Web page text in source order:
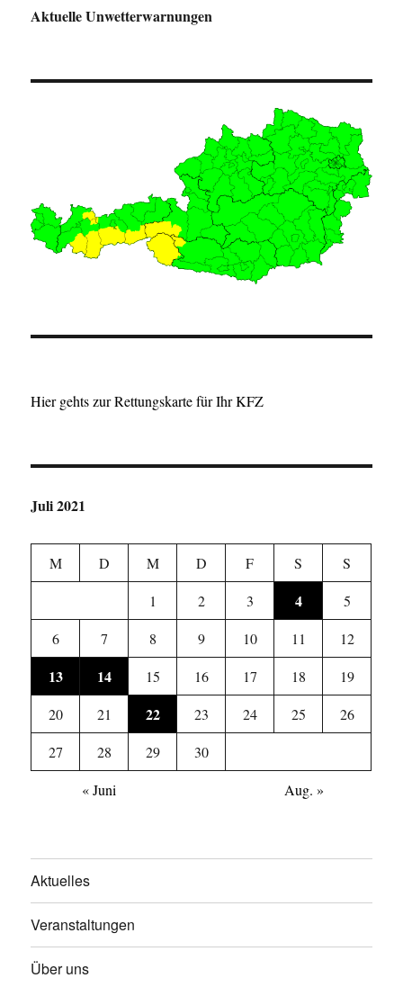
Aktuelle Unwetterwarnungen
Hier gehts zur Rettungskarte für Ihr KFZ
Juli 2021
M D M D F S
S
1
2 3 4
5
6
7 8 9 10 11 12
13 14 15 16 17 18
19
20
21 22 23 24 25
26
27
28 29
30
« Juni
Aug. »
Aktuelles
Veranstaltungen
Über uns